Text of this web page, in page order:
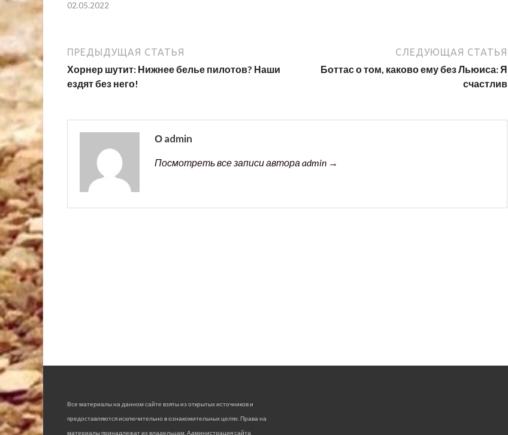
02.05.2022
ПРЕДЫДУЩАЯ СТАТЬЯ
Хорнер шутит: Нижнее белье пилотов? Наши
ездят без него!
СЛЕДУЮЩАЯ СТАТЬЯ
Боттас о том, каково ему без Льюиса: Я
счастлив
О admin
Посмотреть все записи автора admin →
Все материалы на данном сайте взяты из открытых источников и
предоставляются исключительно в ознакомительных целях. Права на
материалы принадлежат их владельцам. Администрация сайта